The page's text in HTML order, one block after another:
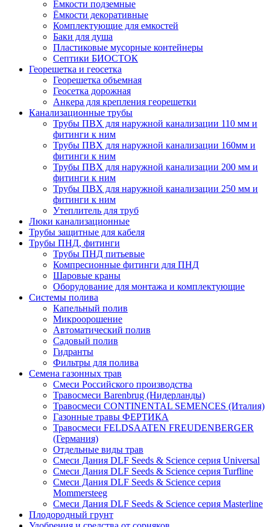
Ёмкости подземные
Ёмкости декоративные
Комплектующие для емкостей
Баки для душа
Пластиковые мусорные контейнеры
Септики БИОСТОК
Георешетка и геосетка
Георешетка объемная
Геосетка дорожная
Анкера для крепления георешетки
Канализационные трубы
Трубы ПВХ для наружной канализации 110 мм и
фитинги к ним
Трубы ПВХ для наружной канализации 160мм и
фитинги к ним
Трубы ПВХ для наружной канализации 200 мм и
фитинги к ним
Трубы ПВХ для наружной канализации 250 мм и
фитинги к ним
Утеплитель для труб
Люки канализационные
Трубы защитные для кабеля
Трубы ПНД, фитинги
Трубы ПНД питьевые
Компресионные фитинги для ПНД
Шаровые краны
Оборудование для монтажа и комплектующие
Системы полива
Капельный полив
Микроорошение
Автоматический полив
Садовый полив
Гидранты
Фильтры для полива
Семена газонных трав
Смеси Российского производства
Травосмеси Barenbrug (Нидерланды)
Травосмеси CONTINENTAL SEMENCES (Италия)
Газонные травы ФЕРТИКА
Травосмеси FELDSAATEN FREUDENBERGER
(Германия)
Отдельные виды трав
Смеси Дания DLF Seeds & Sciеnce серия Universal
Смеси Дания DLF Seeds & Sciеnce серия Turfline
Смеси Дания DLF Seeds & Sciеnce серия
Mommersteeg
Смеси Дания DLF Seeds & Sciеnce серия Masterline
Плодородный грунт